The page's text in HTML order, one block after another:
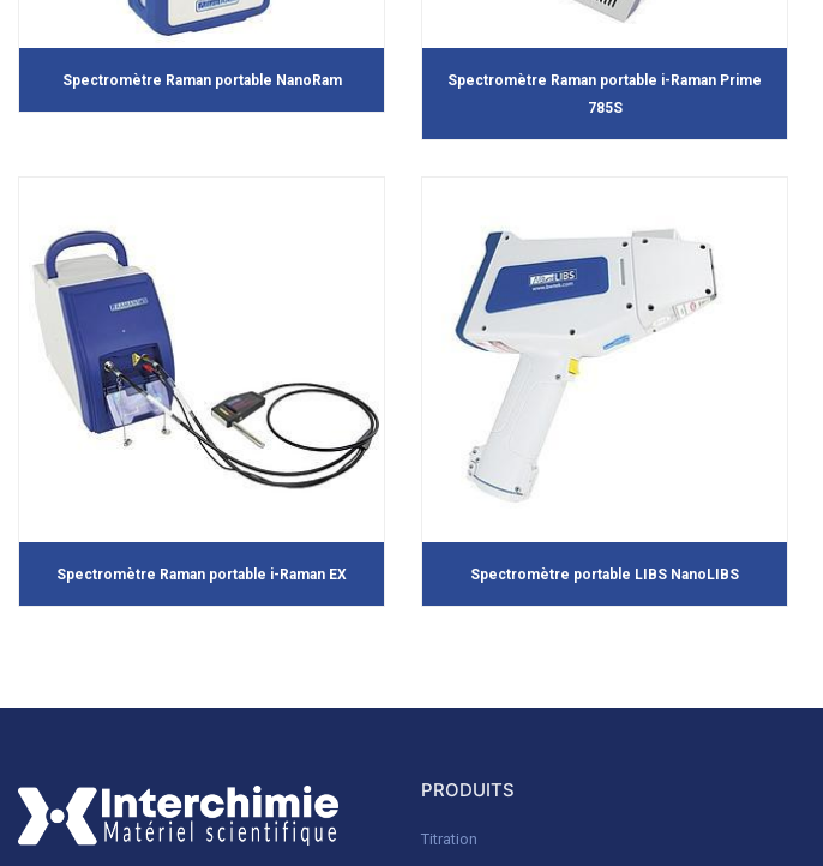
Spectromètre Raman portable NanoRam
Spectromètre Raman portable i-Raman Prime
785S
Spectromètre Raman portable i-Raman EX Spectromètre portable LIBS NanoLIBS
PRODUITS
Titration